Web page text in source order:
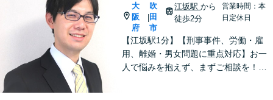
大
阪
府
|
吹
田
市
江坂駅から
徒歩2分
営業時間：本
日定休日
【江坂駅1分】【刑事事件、労働・雇
用、離婚・男女問題に重点対応】お一
人で悩みを抱えず、まずご相談を！き